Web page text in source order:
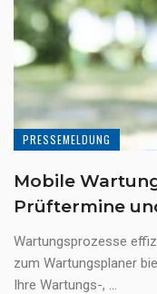
PRESSEMELDUNG
Mobile
Prüftermine
Wartungsprozesse
zum Wartungsplaner
Ihre Wartungs-, ...